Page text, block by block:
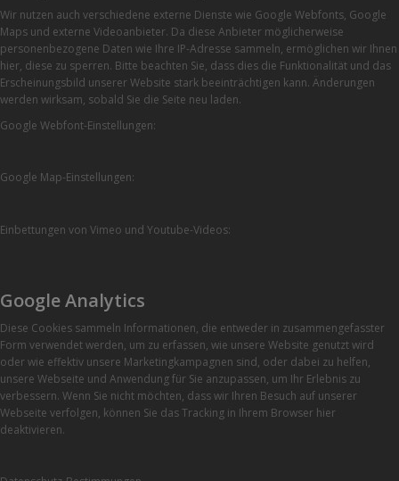
Wir nutzen auch verschiedene externe Dienste wie Google Webfonts, Google
Maps und externe Videoanbieter. Da diese Anbieter möglicherweise
personenbezogene Daten wie Ihre IP-Adresse sammeln, ermöglichen wir Ihnen
hier, diese zu sperren. Bitte beachten Sie, dass dies die Funktionalität und das
Erscheinungsbild unserer Website stark beeinträchtigen kann. Änderungen
werden wirksam, sobald Sie die Seite neu laden.
Google Webfont-Einstellungen:
Google Map-Einstellungen:
Einbettungen von Vimeo und Youtube-Videos:
Google Analytics
Diese Cookies sammeln Informationen, die entweder in zusammengefasster
Form verwendet werden, um zu erfassen, wie unsere Website genutzt wird
oder wie effektiv unsere Marketingkampagnen sind, oder dabei zu helfen,
unsere Webseite und Anwendung für Sie anzupassen, um Ihr Erlebnis zu
verbessern. Wenn Sie nicht möchten, dass wir Ihren Besuch auf unserer
Webseite verfolgen, können Sie das Tracking in Ihrem Browser hier
deaktivieren.